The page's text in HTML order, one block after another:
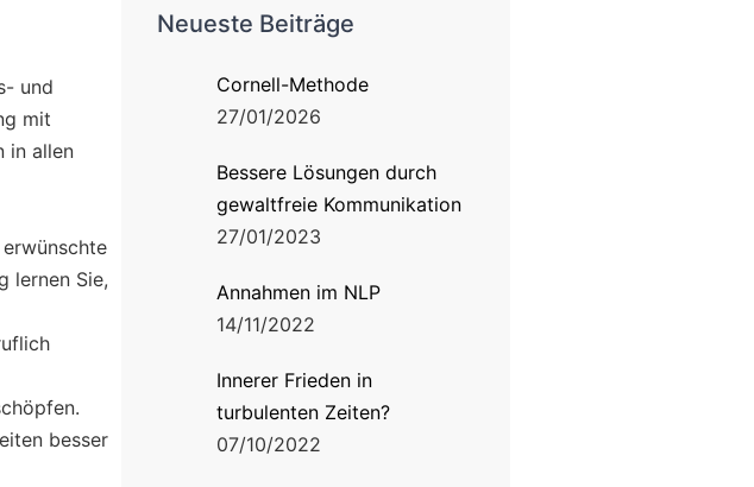
und
mit
in allen
lernen Sie,
besser
Neueste Beiträge
Cornell-Methode
27/01/2026
Bessere Lösungen durch
gewaltfreie Kommunikation
27/01/2023
Annahmen im NLP
14/11/2022
Innerer Frieden in
turbulenten Zeiten?
07/10/2022